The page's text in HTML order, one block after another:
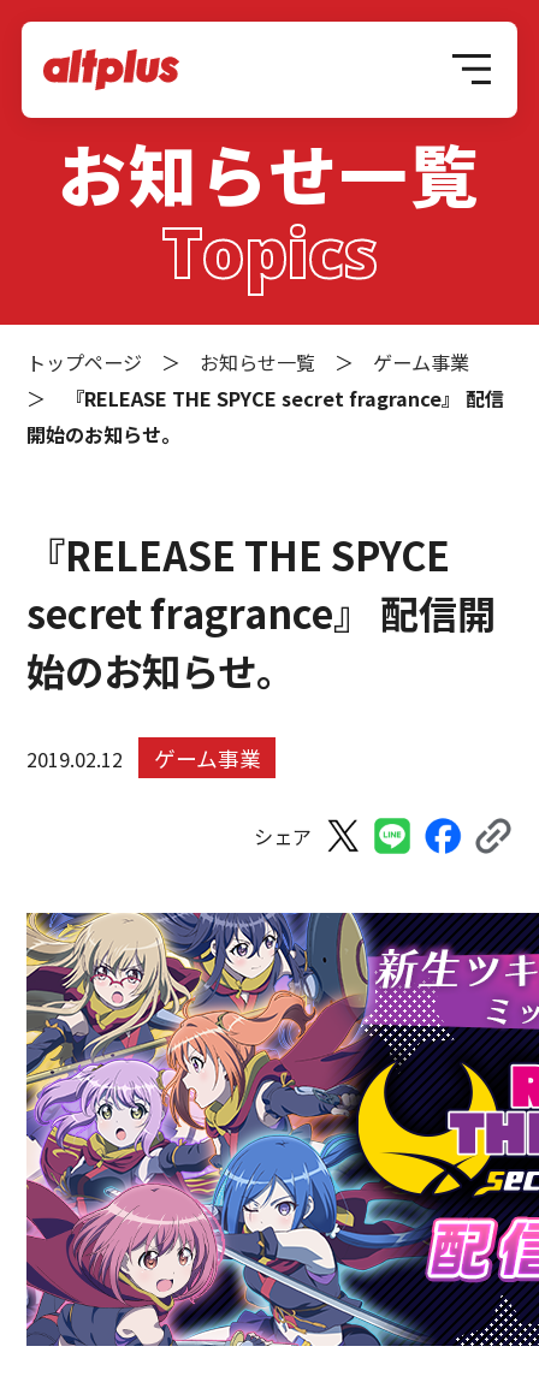
お知らせ一覧
Topics
トップページ ＞ お知らせ一覧 ＞ ゲーム事業
＞
『RELEASE THE SPYCE secret fragrance』 配信
開始のお知らせ。
『RELEASE THE SPYCE
secret fragrance』 配信開
始のお知らせ。
2019.02.12 ゲーム事業
シェア